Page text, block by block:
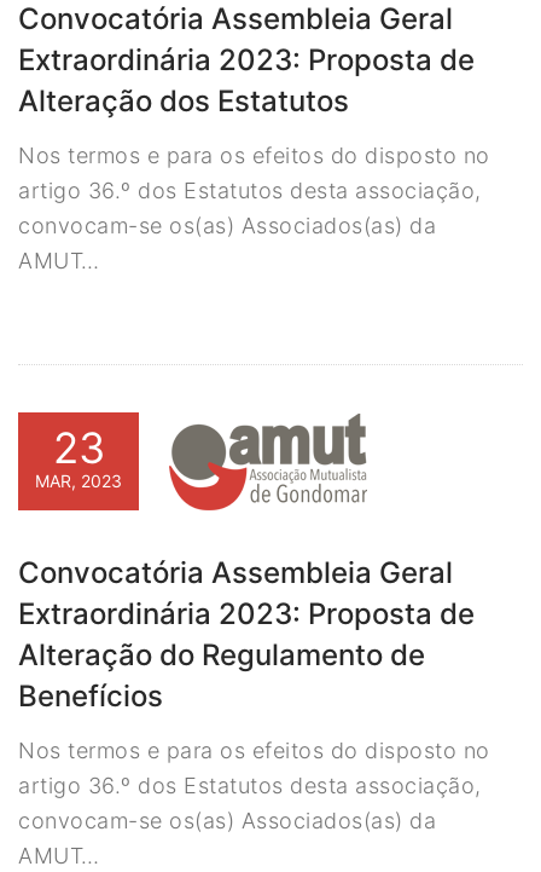
Convocatória Assembleia Geral
Extraordinária 2023: Proposta de
Alteração dos Estatutos
Nos termos e para os efeitos do disposto no
artigo 36.º dos Estatutos desta associação,
convocam-se os(as) Associados(as) da
AMUT…
23
MAR, 2023
Convocatória Assembleia Geral
Extraordinária 2023: Proposta de
Alteração do Regulamento de
Benefícios
Nos termos e para os efeitos do disposto no
artigo 36.º dos Estatutos desta associação,
convocam-se os(as) Associados(as) da
AMUT…